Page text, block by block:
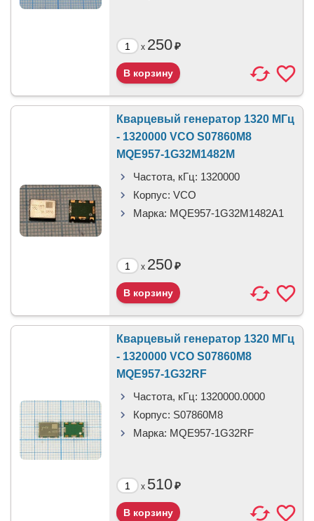
x 250₽
Кварцевый генератор 1320 МГц
- 1320000 VCO S07860M8
MQE957-1G32M1482M
Частота, кГц: 1320000
Корпус: VCO
Марка: MQE957-1G32M1482A1
x 250₽
Кварцевый генератор 1320 МГц
- 1320000 VCO S07860M8
MQE957-1G32RF
Частота, кГц: 1320000.0000
Корпус: S07860M8
Марка: MQE957-1G32RF
x 510₽